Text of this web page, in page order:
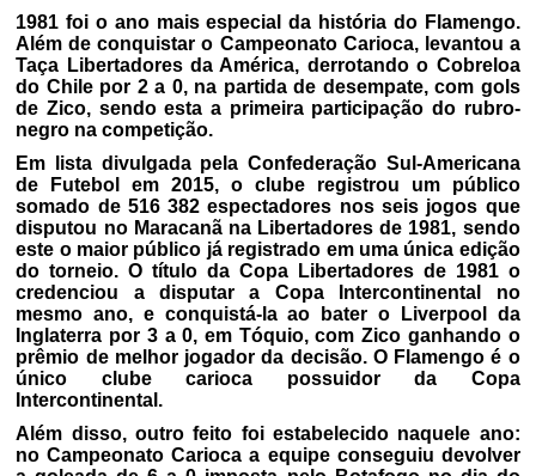
1981 foi o ano mais especial da história do Flamengo.
Além de conquistar o Campeonato Carioca, levantou a
Taça Libertadores da América, derrotando o Cobreloa
do Chile por 2 a 0, na partida de desempate, com gols
de Zico, sendo esta a primeira participação do rubro-
negro na competição.
Em lista divulgada pela Confederação Sul-Americana
de Futebol em 2015, o clube registrou um público
somado de 516 382 espectadores nos seis jogos que
disputou no Maracanã na Libertadores de 1981, sendo
este o maior público já registrado em uma única edição
do torneio. O título da Copa Libertadores de 1981 o
credenciou a disputar a Copa Intercontinental no
mesmo ano, e conquistá-la ao bater o Liverpool da
Inglaterra por 3 a 0, em Tóquio, com Zico ganhando o
prêmio de melhor jogador da decisão. O Flamengo é o
único clube carioca possuidor da Copa
Intercontinental.
Além disso, outro feito foi estabelecido naquele ano:
no Campeonato Carioca a equipe conseguiu devolver